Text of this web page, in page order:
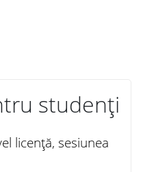
studenți
licență, sesiunea